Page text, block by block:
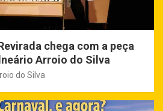
chega com a peça
Arroio do Silva
do Silva